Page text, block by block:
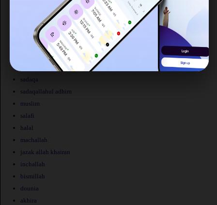
allah mousta'an
allah y rahmou
allahou ahlem
allah maak
barak allah oufik
sadaqa
sadaqallahul adhim
muslim
salafi
halal
machallah
jazak allah khairan
inchallah
bismillah
dounia
akhira